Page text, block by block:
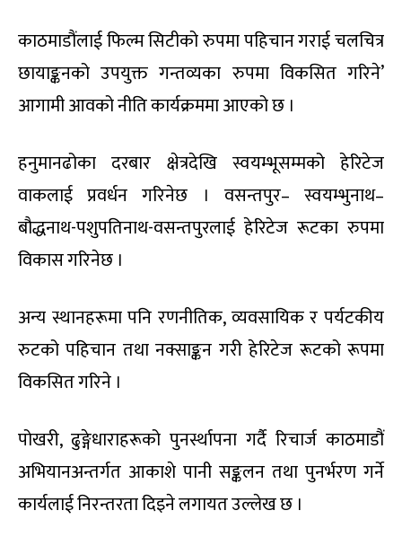
काठमाडौंलाई फिल्म सिटीको रुपमा पहिचान गराई चलचित्र
छायाङ्कनको उपयुक्त गन्तव्यका रुपमा विकसित गरिने’
आगामी आवको नीति कार्यक्रममा आएको छ ।
हनुमानढोका दरबार क्षेत्रदेखि स्वयम्भूसम्मको हेरिटेज
वाकलाई प्रवर्धन गरिनेछ । वसन्तपुर– स्वयम्भुनाथ–
बौद्धनाथ-पशुपतिनाथ-वसन्तपुरलाई हेरिटेज रूटका रुपमा
विकास गरिनेछ ।
अन्य स्थानहरूमा पनि रणनीतिक, व्यवसायिक र पर्यटकीय
रुटको पहिचान तथा नक्साङ्कन गरी हेरिटेज रूटको रूपमा
विकसित गरिने ।
पोखरी, ढुङ्गेधाराहरूको पुनर्स्थापना गर्दै रिचार्ज काठमाडौं
अभियानअन्तर्गत आकाशे पानी सङ्कलन तथा पुनर्भरण गर्ने
कार्यलाई निरन्तरता दिइने लगायत उल्लेख छ ।